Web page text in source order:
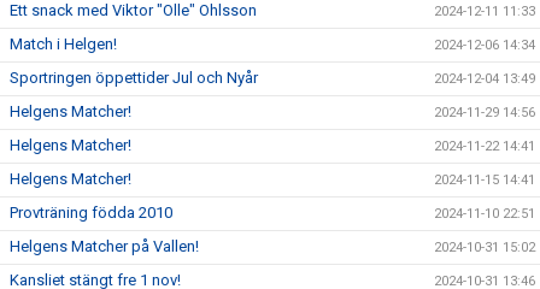
Ett snack med Viktor "Olle" Ohlsson 2024-12-11 11:33
Match i Helgen! 2024-12-06 14:34
Sportringen öppettider Jul och Nyår 2024-12-04 13:49
Helgens Matcher! 2024-11-29 14:56
Helgens Matcher! 2024-11-22 14:41
Helgens Matcher! 2024-11-15 14:41
Provträning födda 2010 2024-11-10 22:51
Helgens Matcher på Vallen! 2024-10-31 15:02
Kansliet stängt fre 1 nov! 2024-10-31 13:46